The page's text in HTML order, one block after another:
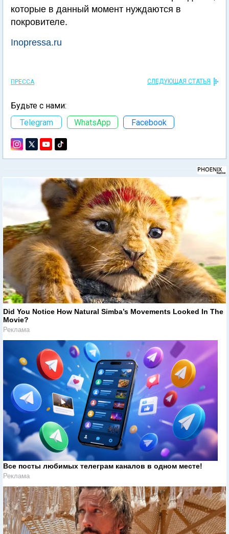
которые в данный момент нуждаются в
покровителе.
Inopressa.ru
ПРЕССА СЛЕДУЮЩАЯ СТАТЬЯ
Будьте с нами:
Telegram
WhatsApp Facebook
Did You Notice How Natural Simba’s Movements Looked In The
Movie?
Реклама
Все посты любимых телеграм каналов в одном месте!
Реклама